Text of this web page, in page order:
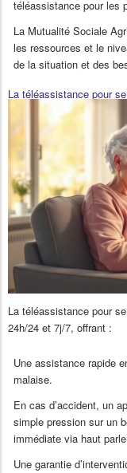
téléassistance pour les
La Mutualité Sociale
les ressources et le
de la situation et des
La téléassistance pour
La téléassistance pour
24h/24 et 7j/7, offrant :
Une assistance rapide
malaise.
En cas d’accident, un
simple pression sur un
immédiate via haut
Une garantie